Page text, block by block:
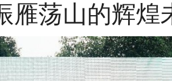
雁荡山的辉煌